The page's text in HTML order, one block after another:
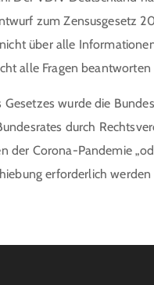
zum Zensusgesetz
über alle
alle Fragen beantworten
wurde die
durch
der Corona-Pandemie
erforderlich